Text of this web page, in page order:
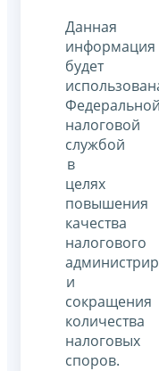
Данная
информация
будет
Федеральной
налоговой
службой
в
целях
повышения
качества
налогового
и
сокращения
количества
налоговых
споров.